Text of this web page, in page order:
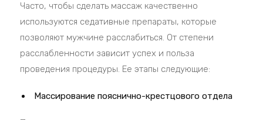
Часто, чтобы сделать массаж качественно
используются седативные препараты, которые
позволяют мужчине расслабиться. От степени
расслабленности зависит успех и польза
проведения процедуры. Ее этапы следующие:
Массирование пояснично-крестцового отдела